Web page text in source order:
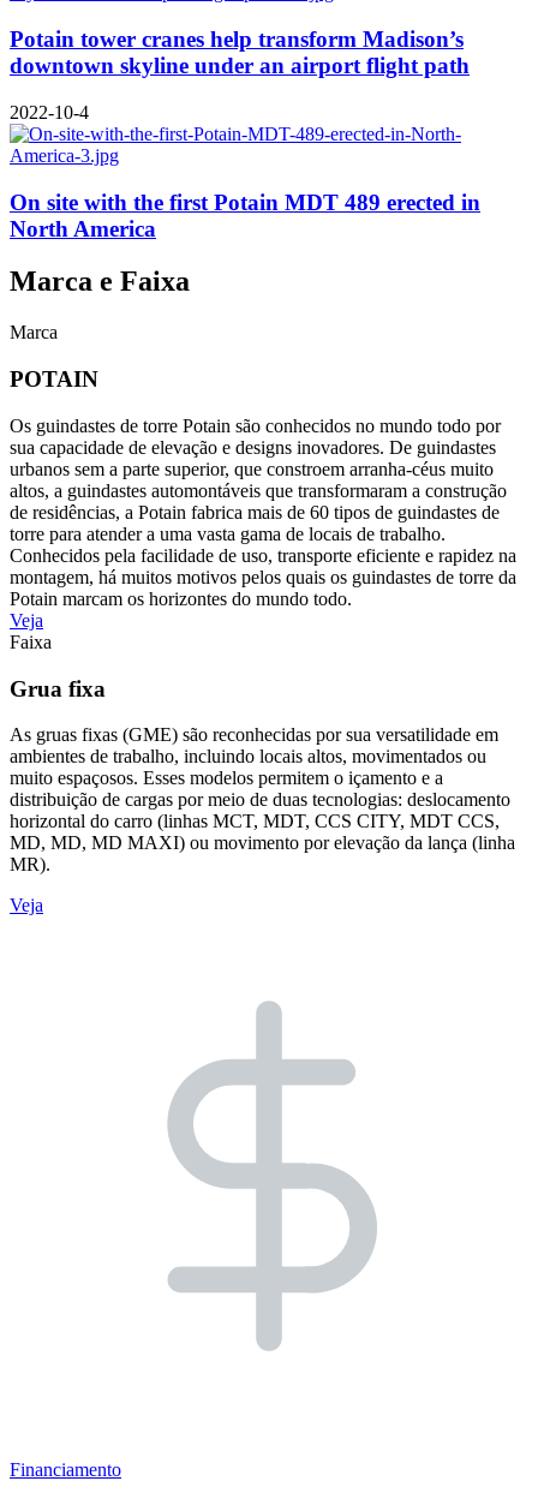
Potain tower cranes help transform Madison’s
downtown skyline under an airport flight path
2022-10-4
On site with the first Potain MDT 489 erected in
North America
Marca e Faixa
Marca
POTAIN
Os guindastes de torre Potain são conhecidos no mundo todo por
sua capacidade de elevação e designs inovadores. De guindastes
urbanos sem a parte superior, que constroem arranha-céus muito
altos, a guindastes automontáveis que transformaram a construção
de residências, a Potain fabrica mais de 60 tipos de guindastes de
torre para atender a uma vasta gama de locais de trabalho.
Conhecidos pela facilidade de uso, transporte eficiente e rapidez na
montagem, há muitos motivos pelos quais os guindastes de torre da
Potain marcam os horizontes do mundo todo.
Veja
Faixa
Grua fixa
As gruas fixas (GME) são reconhecidas por sua versatilidade em
ambientes de trabalho, incluindo locais altos, movimentados ou
muito espaçosos. Esses modelos permitem o içamento e a
distribuição de cargas por meio de duas tecnologias: deslocamento
horizontal do carro (linhas MCT, MDT, CCS CITY, MDT CCS,
MD, MD, MD MAXI) ou movimento por elevação da lança (linha
MR).
Veja
Financiamento